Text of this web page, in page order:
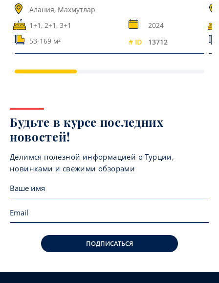
Алания, Махмутлар
1+1, 2+1, 3+1
2024
53-169 м²
# ID 13712
Будьте в курсе последних
новостей!
Делимся полезной информацией о Турции,
новинками и свежими обзорами
ПОДПИСАТЬСЯ